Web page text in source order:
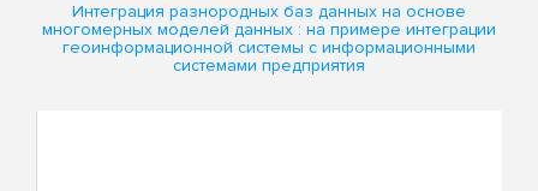
Интеграция разнородных баз данных на основе
многомерных моделей данных : на примере интеграции
геоинформационной системы с информационными
системами предприятия